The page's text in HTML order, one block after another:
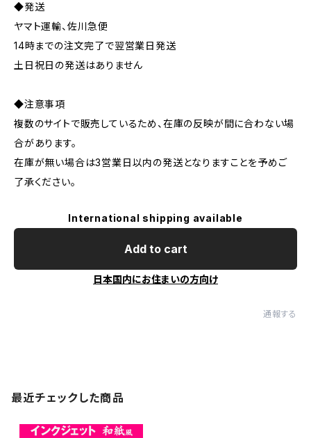
◆発送
ヤマト運輸、佐川急便
14時までの注文完了で翌営業日発送
土日祝日の発送はありません
◆注意事項
複数のサイトで販売しているため、在庫の反映が間に合わない場
合があります。
在庫が無い場合は3営業日以内の発送となりますことを予めご
了承ください。
International shipping available
Add to cart
日本国内にお住まいの方向け
通報する
最近チェックした商品